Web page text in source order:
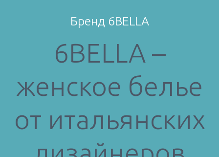
Бренд 6BELLA
6BELLA –
женское белье
от итальянских